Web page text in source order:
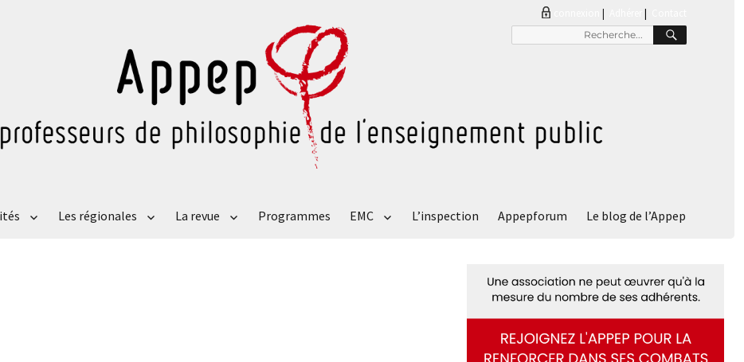
|
pour
Les régionales La revue Programmes EMC L’inspection Appepforum Le blog de l’Appep